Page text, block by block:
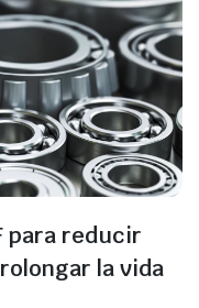
para reducir
la vida